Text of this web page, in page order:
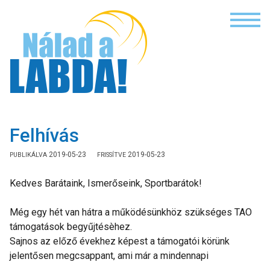
NÁLAD A
Felhívás
2019-05-23 2019-05-23
Kedves Barátaink, Ismerőseink, Sportbarátok!
Még egy hét van hátra a működésünkhöz szükséges TAO
támogatások begyűjtésèhez.
Sajnos az előző évekhez képest a támogatói körünk
jelentősen megcsappant, ami már a mindennapi